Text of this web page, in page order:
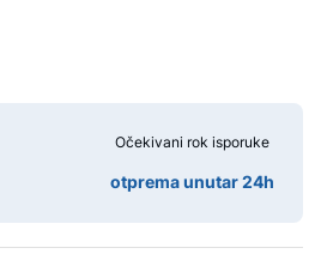
Očekivani rok isporuke
otprema unutar 24h